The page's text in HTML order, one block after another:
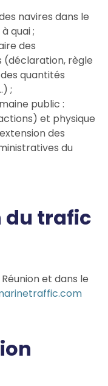
navires dans le
quai ;
des
(déclaration, règle
quantités
;
public :
et physique
des
du
du trafic
et dans le